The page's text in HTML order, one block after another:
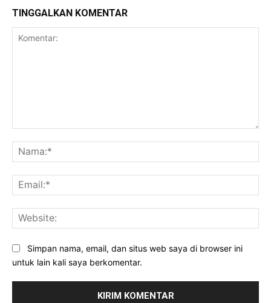
TINGGALKAN KOMENTAR
Simpan nama, email, dan situs web saya di browser ini
untuk lain kali saya berkomentar.